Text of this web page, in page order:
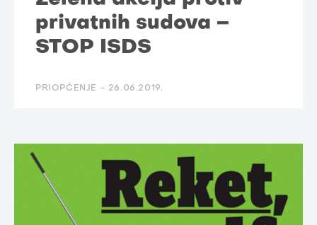
privatnih sudova –
STOP ISDS
PRIOPĆENJE - 26.06.2019.